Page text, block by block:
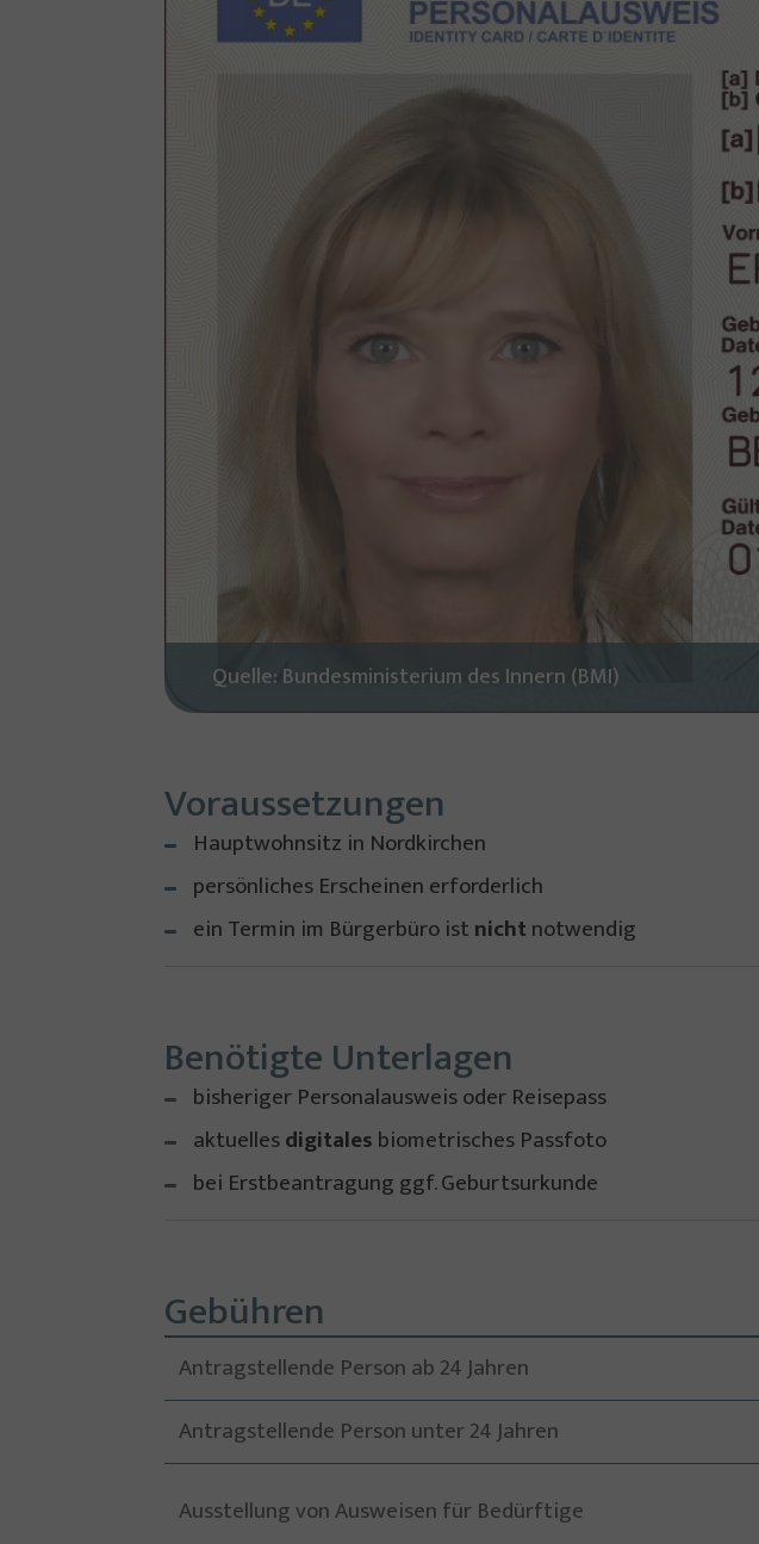
Quelle: Bundesministerium des Innern (BMI)
Voraussetzungen
Hauptwohnsitz in Nordkirchen
persönliches Erscheinen erforderlich
ein Termin im Bürgerbüro istnichtnotwendig
Benötigte Unterlagen
bisheriger Personalausweis oder Reisepass
aktuellesdigitalesbiometrisches Passfoto
bei Erstbeantragung ggf. Geburtsurkunde
Gebühren
Antragstellende Person ab 24 Jahren
Antragstellende Person unter 24 Jahren
Ausstellung von Ausweisen für Bedürftige